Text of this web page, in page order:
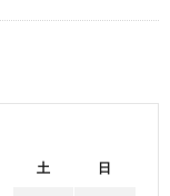
土 日